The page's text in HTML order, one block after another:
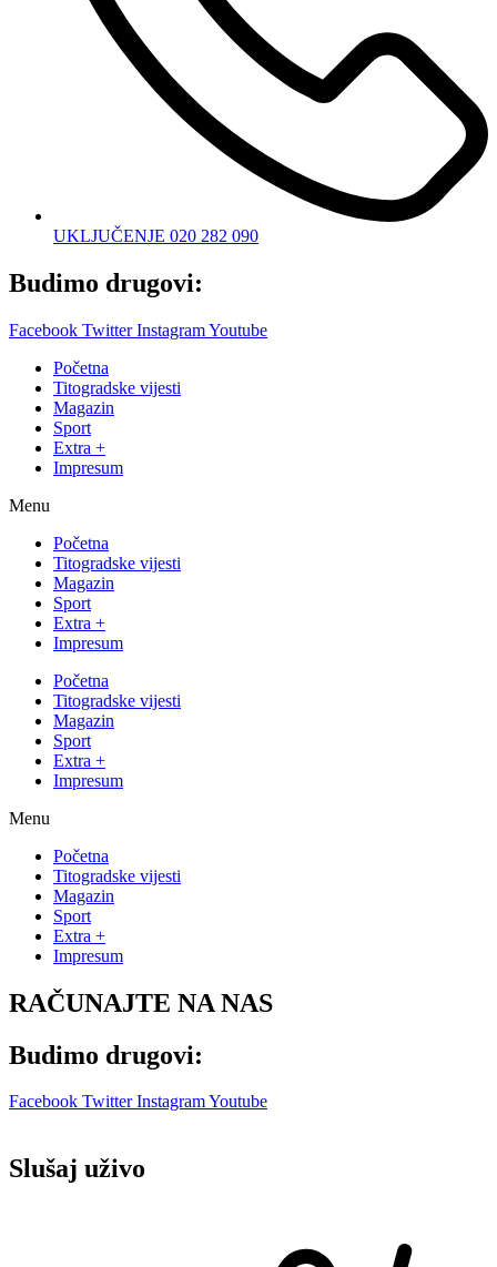
UKLJUČENJE 020 282 090
Budimo drugovi:
Facebook Twitter InstagramYoutube
Početna
Titogradske vijesti
Magazin
Sport
Extra +
Impresum
Menu
Početna
Titogradske vijesti
Magazin
Sport
Extra +
Impresum
Početna
Titogradske vijesti
Magazin
Sport
Extra +
Impresum
Menu
Početna
Titogradske vijesti
Magazin
Sport
Extra +
Impresum
RAČUNAJTE NA NAS
Budimo drugovi:
Facebook Twitter InstagramYoutube
Slušaj uživo